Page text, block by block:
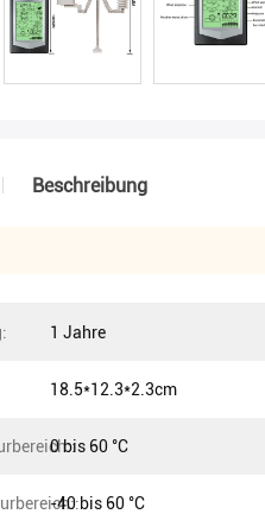
Beschreibung
1 Jahre
18.5*12.3*2.3cm
0 bis 60 °C
-40 bis 60 °C